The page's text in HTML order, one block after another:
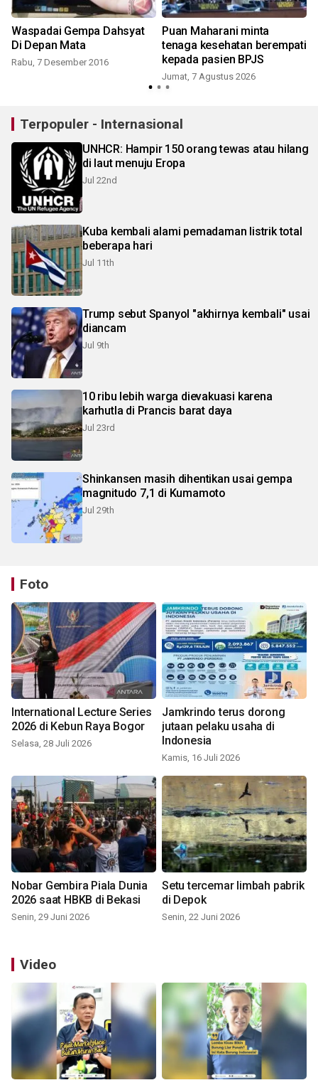
Waspadai Gempa Dahsyat
Di Depan Mata
Rabu, 7 Desember 2016
Puan Maharani minta
tenaga kesehatan berempati
kepada pasien BPJS
Jumat, 7 Agustus 2026
Terpopuler - Internasional
UNHCR: Hampir 150 orang tewas atau hilang
di laut menuju Eropa
Jul 22nd
Kuba kembali alami pemadaman listrik total
beberapa hari
Jul 11th
Trump sebut Spanyol "akhirnya kembali" usai
diancam
Jul 9th
10 ribu lebih warga dievakuasi karena
karhutla di Prancis barat daya
Jul 23rd
Shinkansen masih dihentikan usai gempa
magnitudo 7,1 di Kumamoto
Jul 29th
Foto
International Lecture Series
2026 di Kebun Raya Bogor
Selasa, 28 Juli 2026
Jamkrindo terus dorong
jutaan pelaku usaha di
Indonesia
Kamis, 16 Juli 2026
Nobar Gembira Piala Dunia
2026 saat HBKB di Bekasi
Senin, 29 Juni 2026
Setu tercemar limbah pabrik
di Depok
Senin, 22 Juni 2026
Video